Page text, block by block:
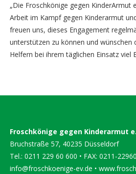
„Die Froschkönige gegen KinderArmut
Arbeit im Kampf gegen Kinderarmut
freuen uns, dieses Engagement
unterstützen zu können und wünschen
Helfern bei ihrem täglichen Einsatz viel
Froschkönige gegen Kinderarmut
Bruchstraße 57, 40235 Düsseldorf
Tel.: 0211 229 60 600 • FAX: 0211-
info@froschkoenige-ev.de •